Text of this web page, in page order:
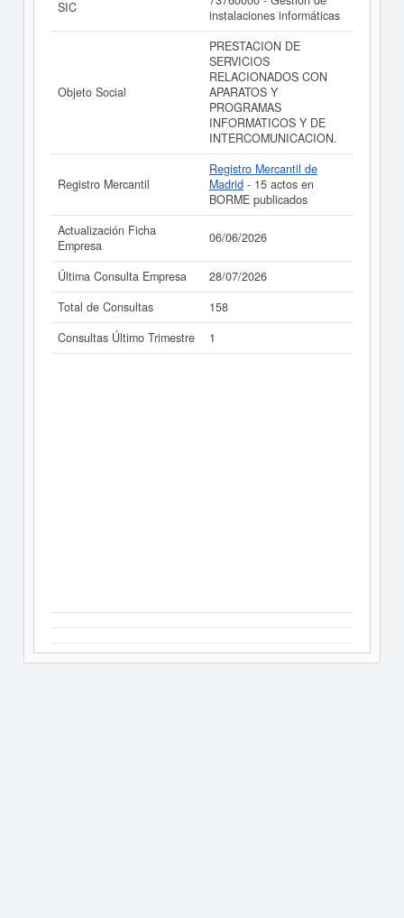
SIC
instalaciones informáticas
Objeto Social
PRESTACION DE
SERVICIOS
RELACIONADOS CON
APARATOS Y
PROGRAMAS
INFORMATICOS Y DE
INTERCOMUNICACION.
Registro Mercantil
Registro Mercantil de
Madrid - 15 actos en
BORME publicados
Actualización Ficha
Empresa
06/06/2026
Última Consulta Empresa
28/07/2026
Total de Consultas
158
Consultas Último Trimestre
1